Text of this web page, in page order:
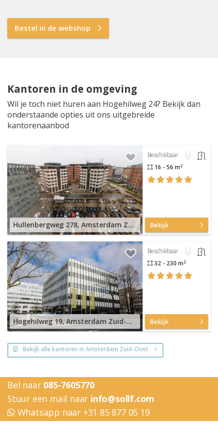
Bestel in de webshop
Kantoren in de omgeving
Wil je toch niet huren aan Hogehilweg 24? Bekijk dan
onderstaande opties uit ons uitgebreide
kantorenaanbod
Hullenbergweg 278, Amsterdam Zuid-Oost
Beschikbaar
16 - 56 m2
Bekijk
Hogehilweg 19, Amsterdam Zuid-Oost
Beschikbaar
32 - 230 m2
Bekijk
Bekijk alle kantoren in Amsterdam Zuid-Oost
Bel naar 085-7605770
Stuur een mail naar info@sollf.com
Whatsapp naar +31 85 877 05 19